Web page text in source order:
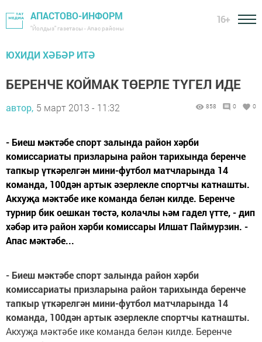
АПАСТОВО-ИНФОРМ
"Йолдыз" газетасы - Апас районы
16+
ЮХИДИ ХӘБӘР ИТӘ
БЕРЕНЧЕ КОЙМАК ТӨЕРЛЕ ТҮГЕЛ ИДЕ
автор, 5 март 2013 - 11:32 858 0 0
- Биеш мәктәбе спорт залында район хәрби
комиссариаты призларына район тарихында беренче
тапкыр үткәрелгән мини-футбол матчларында 14
команда, 100дән артык әзерлекле спортчы катнашты.
Акхуҗа мәктәбе ике команда белән килде. Беренче
турнир бик оешкан төстә, колачлы һәм гадел үтте, - дип
хәбәр итә район хәрби комиссары Илшат Паймурзин. -
Апас мәктәбе...
- Биеш мәктәбе спорт залында район хәрби
комиссариаты призларына район тарихында беренче
тапкырүткәрелгән мини-футбол матчларында 14
команда, 100дән артыкәзерлекле спортчы катнашты.
Акхуҗа мәктәбе ике команда белән килде. Беренче